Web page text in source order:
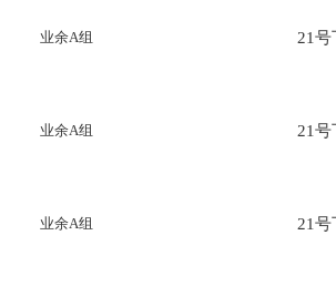
业余A组 21号
业余A组 21号
业余A组 21号